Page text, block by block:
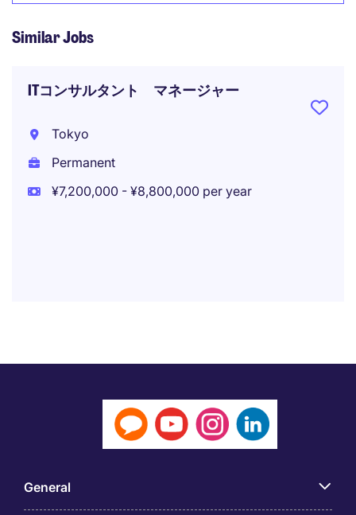
Similar Jobs
ITコンサルタント マネージャー
Tokyo
Permanent
¥7,200,000 - ¥8,800,000 per year
General